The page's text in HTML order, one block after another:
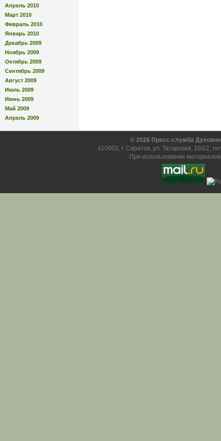
Апрель 2010
Март 2010
Февраль 2010
Январь 2010
Декабрь 2009
Ноябрь 2009
Октябрь 2009
Сентябрь 2009
Август 2009
Июль 2009
Июнь 2009
Май 2009
Апрель 2009
© 2026 Пресс-служба
410003, г. Саратов, ул. Татарская, 10/12,
При использовании